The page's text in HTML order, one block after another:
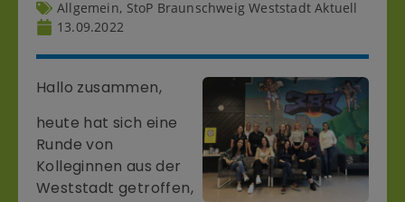
Allgemein, StoP Braunschweig Weststadt Aktuell
13.09.2022
Hallo zusammen,
heute hat sich eine
Runde von
Kolleginnen aus der
Weststadt getroffen,